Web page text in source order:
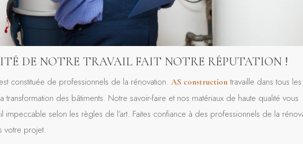
DE NOTRE TRAVAIL FAIT NOTRE RÉPUTATION !
constituée de professionnels de la rénovation. AS constructiontravaille dans tous les
transformation des bâtiments. Notre savoir-faire et nos matériaux de haute qualité vous
impeccable selon les règles de l’art. Faites confiance à des professionnels de la
votre projet.